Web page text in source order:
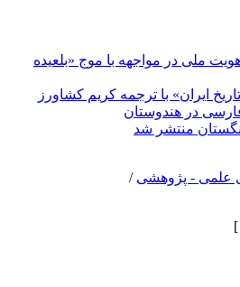
ملی در مواجهه با موج «بلعیده
ایران» با ترجمه کریم کشاورز
علمی - پژوهشی /